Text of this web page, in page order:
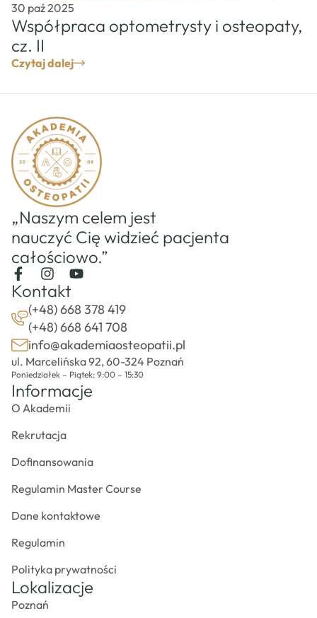
30 paź 2025
Współpraca optometrysty i osteopaty,
cz. II
Czytaj dalej
„Naszym celem jest
nauczyć Cię widzieć pacjenta
całościowo.”
Kontakt
(+48) 668 378 419
(+48) 668 641 708
info@akademiaosteopatii.pl
ul. Marcelińska 92, 60-324 Poznań
Poniedziałek – Piątek: 9:00 – 15:30
Informacje
O Akademii
Rekrutacja
Dofinansowania
Regulamin Master Course
Dane kontaktowe
Regulamin
Polityka prywatności
Lokalizacje
Poznań